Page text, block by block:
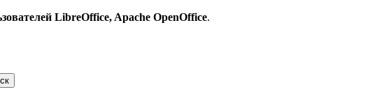
LibreOffice, Apache OpenOffice.